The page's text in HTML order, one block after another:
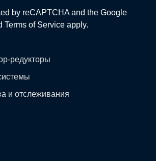
by reCAPTCHA and the Google
Terms of Service apply.
редукторы
и отслеживания